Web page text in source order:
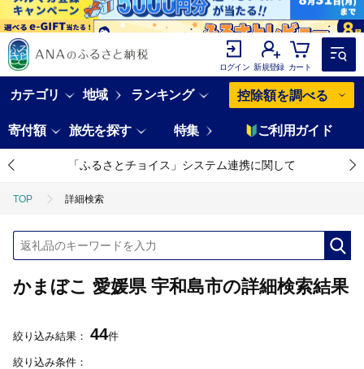
ログイン 新規登録 カート
カテゴリ 地域 ランキング 控除額を調べる
寄付額 旅先を探す 特集 ご利用ガイド
「ふるさとチョイス」システム連携に関して
TOP 詳細検索
かまぼこ 愛媛県 宇和島市の詳細検索結果
絞り込み結果： 44件
絞り込み条件：